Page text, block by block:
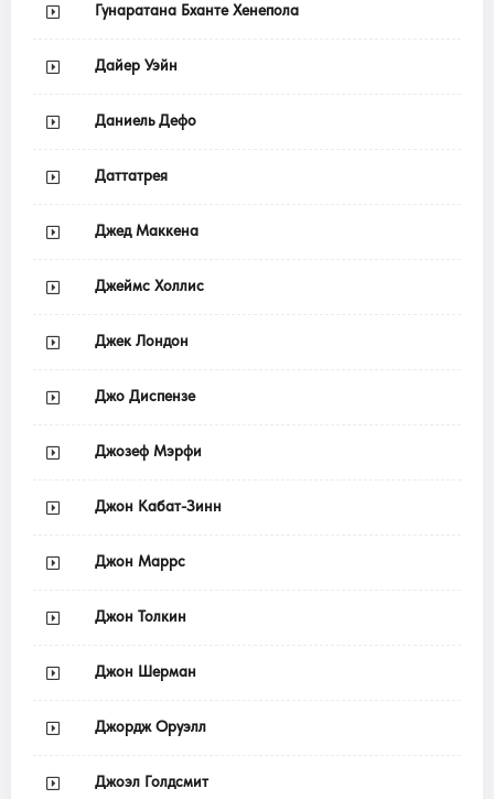
Гунаратана Бханте Хенепола
Дайер Уэйн
Даниель Дефо
Даттатрея
Джед Маккена
Джеймс Холлис
Джек Лондон
Джо Диспензе
Джозеф Мэрфи
Джон Кабат-Зинн
Джон Маррс
Джон Толкин
Джон Шерман
Джордж Оруэлл
Джоэл Голдсмит